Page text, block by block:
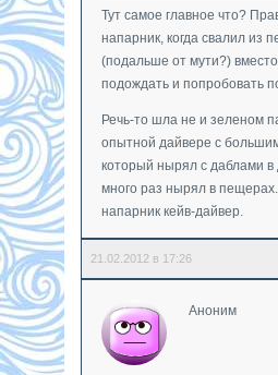
Тут самое главное что?
напарник, когда свалил из
(подальше от мути?)
подождать и попробовать
Речь-то шла не и зеленом
опытной дайвере с
который нырял с даблами в
много раз нырял в
напарник кейв-дайвер.
21.02.2012 в 17:26
Аноним